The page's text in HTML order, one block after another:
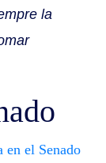
la
en el Senado